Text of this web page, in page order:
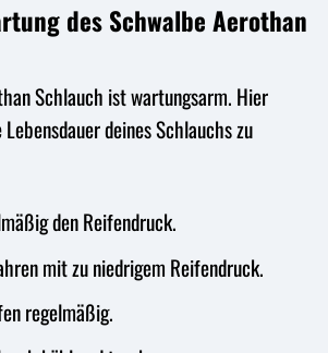
des Schwalbe Aerothan
Schlauch ist wartungsarm. Hier
deines Schlauchs zu
den Reifendruck.
mit zu niedrigem Reifendruck.
regelmäßig.